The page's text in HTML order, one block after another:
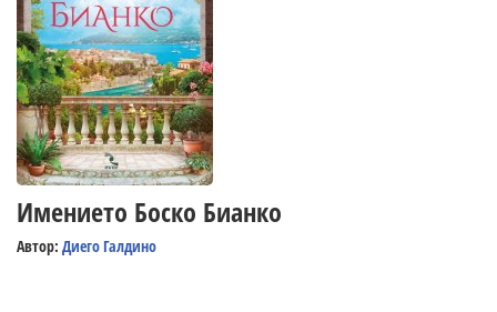
Имението Боско Бианко
Автор: Диего Галдино